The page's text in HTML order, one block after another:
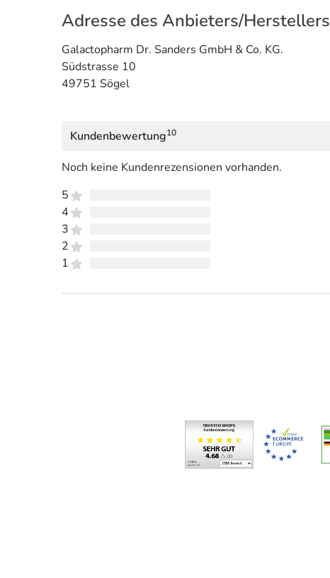
Adresse des Anbieters/Herstellers
Galactopharm Dr. Sanders GmbH & Co. KG.
Südstrasse 10
49751 Sögel
Kundenbewertung10
Noch keine Kundenrezensionen vorhanden.
5
4
3
2
1